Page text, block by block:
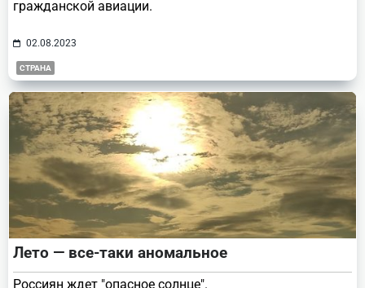
гражданской авиации.
02.08.2023
СТРАНА
Лето — все-таки аномальное
Россиян ждет "опасное солнце".